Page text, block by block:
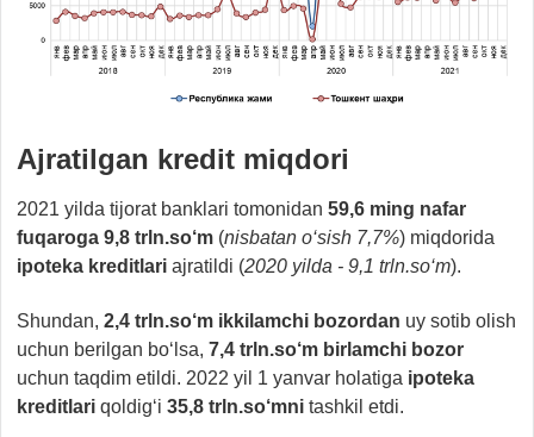
Ajratilgan kredit miqdori
2021 yilda tijorat banklari tomonidan 59,6 ming nafar
fuqaroga 9,8 trln.so‘m (nisbatan o‘sish 7,7%) miqdorida
ipoteka kreditlari ajratildi (2020 yilda - 9,1 trln.so‘m).
Shundan, 2,4 trln.so‘m ikkilamchi bozordan uy sotib olish
uchun berilgan bo‘lsa, 7,4 trln.so‘m birlamchi bozor
uchun taqdim etildi. 2022 yil 1 yanvar holatiga ipoteka
kreditlari qoldig‘i 35,8 trln.so‘mni tashkil etdi.